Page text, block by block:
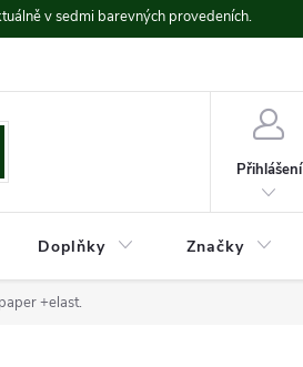
v sedmi barevných provedeních.
Přihlášení
Doplňky Značky
+elast.